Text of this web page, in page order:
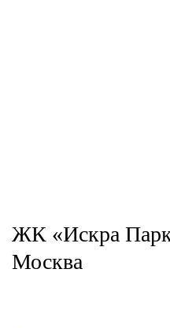
ЖК «Искра
Москва